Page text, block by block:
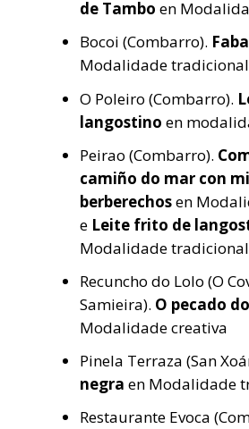
de Tambo en
Bocoi (Combarro).
Modalidade tradicional
O Poleiro (Combarro).
langostino en
Peirao (Combarro).
camiño do mar con
berberechosen
e Leite frito de
Modalidade tradicional
Recuncho do Lolo (O
Samieira). O pecado
Modalidade creativa
Pinela Terraza (San
negra en Modalidade
Restaurante Evoca